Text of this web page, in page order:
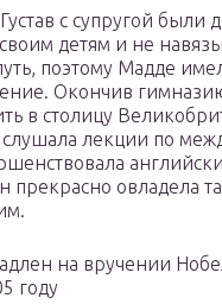
с супругой были
детям и не
поэтому Мадде
Окончив
в столицу
лекции по
прекрасно овладела
на вручении
году